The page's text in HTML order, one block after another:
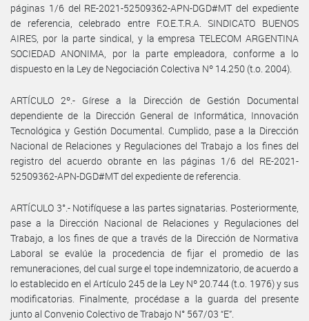
páginas 1/6 del RE-2021-52509362-APN-DGD#MT del expediente
de referencia, celebrado entre F.O.E.T.R.A. SINDICATO BUENOS
AIRES, por la parte sindical, y la empresa TELECOM ARGENTINA
SOCIEDAD ANONIMA, por la parte empleadora, conforme a lo
dispuesto en la Ley de Negociación Colectiva Nº 14.250 (t.o. 2004).
ARTÍCULO 2º.- Gírese a la Dirección de Gestión Documental
dependiente de la Dirección General de Informática, Innovación
Tecnológica y Gestión Documental. Cumplido, pase a la Dirección
Nacional de Relaciones y Regulaciones del Trabajo a los fines del
registro del acuerdo obrante en las páginas 1/6 del RE-2021-
52509362-APN-DGD#MT del expediente de referencia.
ARTÍCULO 3°.- Notifíquese a las partes signatarias. Posteriormente,
pase a la Dirección Nacional de Relaciones y Regulaciones del
Trabajo, a los fines de que a través de la Dirección de Normativa
Laboral se evalúe la procedencia de fijar el promedio de las
remuneraciones, del cual surge el tope indemnizatorio, de acuerdo a
lo establecido en el Artículo 245 de la Ley Nº 20.744 (t.o. 1976) y sus
modificatorias. Finalmente, procédase a la guarda del presente
junto al Convenio Colectivo de Trabajo N° 567/03 “E”.